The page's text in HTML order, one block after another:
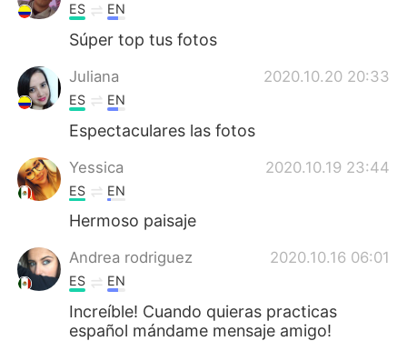
ES EN
Súper top tus fotos
Juliana 2020.10.20 20:33
ES EN
Espectaculares las fotos
Yessica 2020.10.19 23:44
ES EN
Hermoso paisaje
Andrea rodriguez 2020.10.16 06:01
ES EN
Increíble! Cuando quieras practicas
español mándame mensaje amigo!